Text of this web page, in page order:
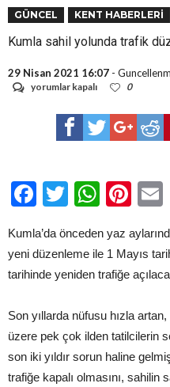
GÜNCEL KENT HABERLERİ
Kumla sahil yolunda trafik
29 Nisan 2021 16:07 -
Kumla
yolunda
düzenlemesi
yorumlar kapalı 0
Facebook
Twitter
Kumla’da önceden yaz
yeni düzenleme ile 1 Mayıs
tarihinde yeniden trafiğe
Son yıllarda nüfusu hızla
üzere pek çok ilden tatilcilerin
son iki yıldır sorun haline
trafiğe kapalı olmasını, sahilin